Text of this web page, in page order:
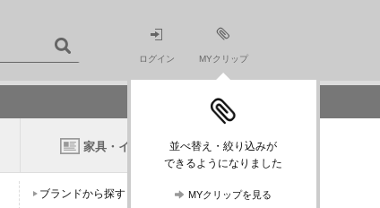
ログイン MYクリップ
並べ替え・絞り込みが
できるようになりました
MYクリップを見る
家具・インテリアニュース
ブランドから探す
デザイナーから探す